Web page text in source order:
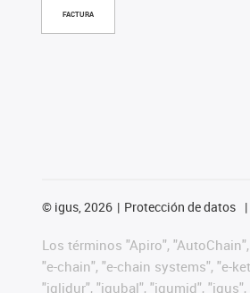
FACTURA
© igus, 2026 Protección de datos
Los términos "Apiro",
"e-chain", "e-chain systems", "e-
"iglidur", "igubal", "igumid",